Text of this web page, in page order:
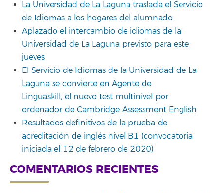
La Universidad de La Laguna traslada el Servicio
de Idiomas a los hogares del alumnado
Aplazado el intercambio de idiomas de la
Universidad de La Laguna previsto para este
jueves
El Servicio de Idiomas de la Universidad de La
Laguna se convierte en Agente de
Linguaskill, el nuevo test multinivel por
ordenador de Cambridge Assessment English
Resultados definitivos de la prueba de
acreditación de inglés nivel B1 (convocatoria
iniciada el 12 de febrero de 2020)
COMENTARIOS RECIENTES